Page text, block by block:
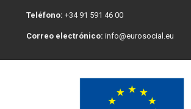
Teléfono: +34 91 591 46 00
Correo electrónico: info@eurosocial.eu